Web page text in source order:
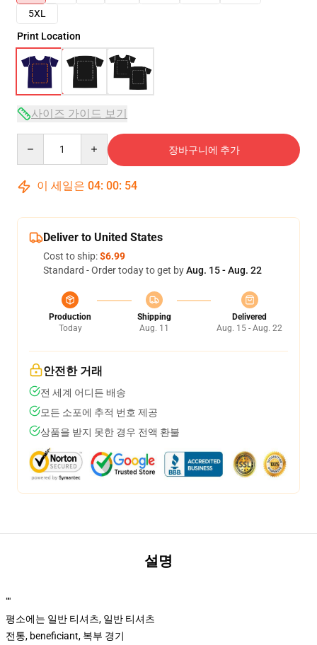
5XL
Print Location
사이즈 가이드 보기
장바구니에 추가
이 세일은 04: 00: 54
Deliver to United States
Cost to ship:$6.99
Standard - Order today to get byAug. 15 - Aug. 22
Production
Today
Shipping
Aug. 11
Delivered
Aug. 15 - Aug. 22
안전한 거래
전 세계 어디든 배송
모든 소포에 추적 번호 제공
상품을 받지 못한 경우 전액 환불
설명
""
평소에는 일반 티셔츠, 일반 티셔츠
전통, beneficiant, 복부 경기